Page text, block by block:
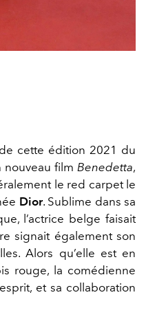
cette édition 2021 du
nouveau film Benedetta,
le red carpet le
Dior. Sublime dans sa
l’actrice belge faisait
signait également son
Alors qu’elle est en
rouge, la comédienne
et sa collaboration